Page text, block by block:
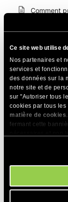
Ce site web utilise
Nos partenaires et
services et
des données sur la
notre site et de
sur "Autoriser tous
cookies par tous les
matière de cookies
fermant cette
Comment
Mes
renouvelle
Puis-je
d'un an ?
Puis-je
Quelles
Que faire